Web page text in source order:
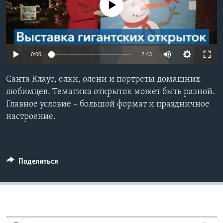
Learning English
СОЦИАЛЬНЫЕ СЕТИ
Языки
No media source currently available
0:00 2:43
Санта Клаус, елки, олени и портреты домашних
любимцев. Тематика открыток может быть разной.
Главное условие – большой формат и праздничное
настроение.
Поделиться